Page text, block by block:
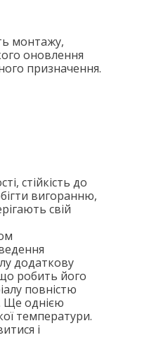
монтажу,
оновлення
призначення.
стійкість до
вигоранню,
свій
додаткову
що робить його
повністю
Ще однією
температури.
і